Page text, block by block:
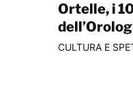
Ortelle, i
CULTURA E